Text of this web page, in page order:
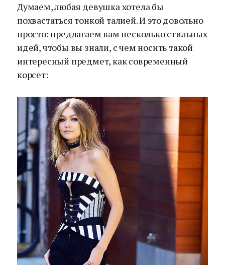
Думаем, любая девушка хотела бы
похвастаться тонкой талией. И это довольно
просто: предлагаем вам несколько стильных
идей, чтобы вы знали, с чем носить такой
интересный предмет, как современный
корсет: